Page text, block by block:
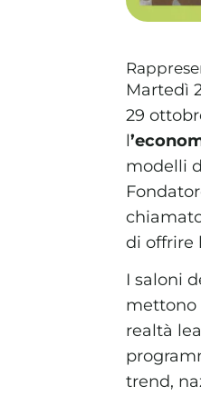
Martedì
29
l
modelli
di offrire
I saloni
mettono
realtà
trend,